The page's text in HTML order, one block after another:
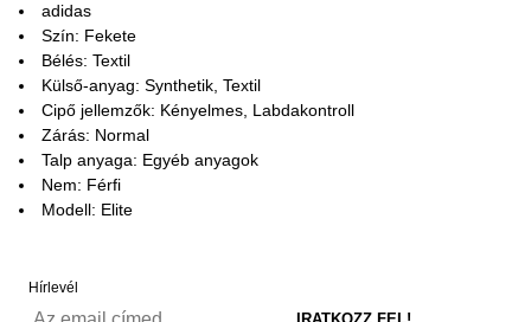
adidas
Szín: Fekete
Bélés: Textil
Külső-anyag: Synthetik, Textil
Cipő jellemzők: Kényelmes, Labdakontroll
Zárás: Normal
Talp anyaga: Egyéb anyagok
Nem: Férfi
Modell: Elite
Hírlevél